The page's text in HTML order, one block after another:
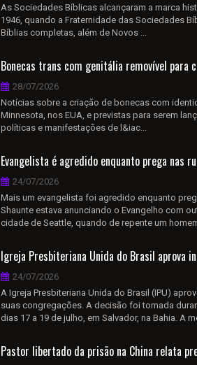
As Sociedades Bíblicas alcançaram a marca
1946, quando a Fraternidade das Sociedades
Bíblias completas, além de Novos ...
Bonecas trans com genitália removível para
28/07/2026
Notícias sobre a criação de bonecas com
Minnesota, nos EUA, e previstas para serem
políticas e manifestações de l&iac...
Evangelista é agredido enquanto prega nas
24/07/2026
Mais um evangelista foi agredido enquanto
Shaunte estava anunciando o Evangelho com
cidade de Seattle, quando de repente um
Igreja Presbiteriana Unida do Brasil aprova
24/07/2026
A Igreja Presbiteriana Unida do Brasil (IPU)
suas congregações. A decisão foi tomada
dias 17 a 19 de julho, em Salvador, na Bahia. A
Pastor libertado da prisão na China relata